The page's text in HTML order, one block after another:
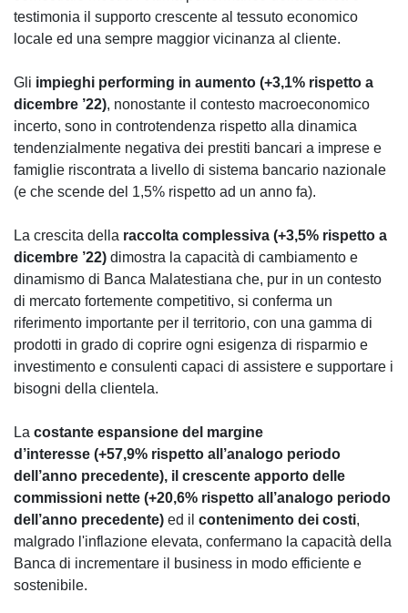
testimonia il supporto crescente al tessuto economico
locale ed una sempre maggior vicinanza al cliente.
Gli impieghi performing in aumento (+3,1% rispetto a
dicembre ’22), nonostante il contesto macroeconomico
incerto, sono in controtendenza rispetto alla dinamica
tendenzialmente negativa dei prestiti bancari a imprese e
famiglie riscontrata a livello di sistema bancario nazionale
(e che scende del 1,5% rispetto ad un anno fa).
La crescita della raccolta complessiva (+3,5% rispetto a
dicembre ’22) dimostra la capacità di cambiamento e
dinamismo di Banca Malatestiana che, pur in un contesto
di mercato fortemente competitivo, si conferma un
riferimento importante per il territorio, con una gamma di
prodotti in grado di coprire ogni esigenza di risparmio e
investimento e consulenti capaci di assistere e supportare i
bisogni della clientela.
La costante espansione del margine
d’interesse (+57,9% rispetto all’analogo periodo
dell’anno precedente), il crescente apporto delle
commissioni nette (+20,6% rispetto all’analogo periodo
dell’anno precedente) ed il contenimento dei costi,
malgrado l'inflazione elevata, confermano la capacità della
Banca di incrementare il business in modo efficiente e
sostenibile.